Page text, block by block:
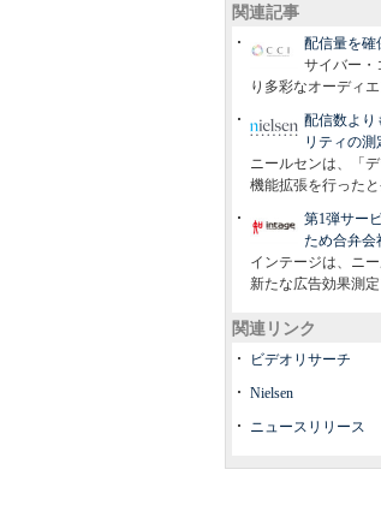
関連記事
配信量を確
サイバー・
り多彩なオーディ
配信数より
リティの測
ニールセンは、「
機能拡張を行ったと
第1弾サー
ため合弁会
インテージは、ニ
新たな広告効果測
関連リンク
ビデオリサーチ
Nielsen
ニュースリリース